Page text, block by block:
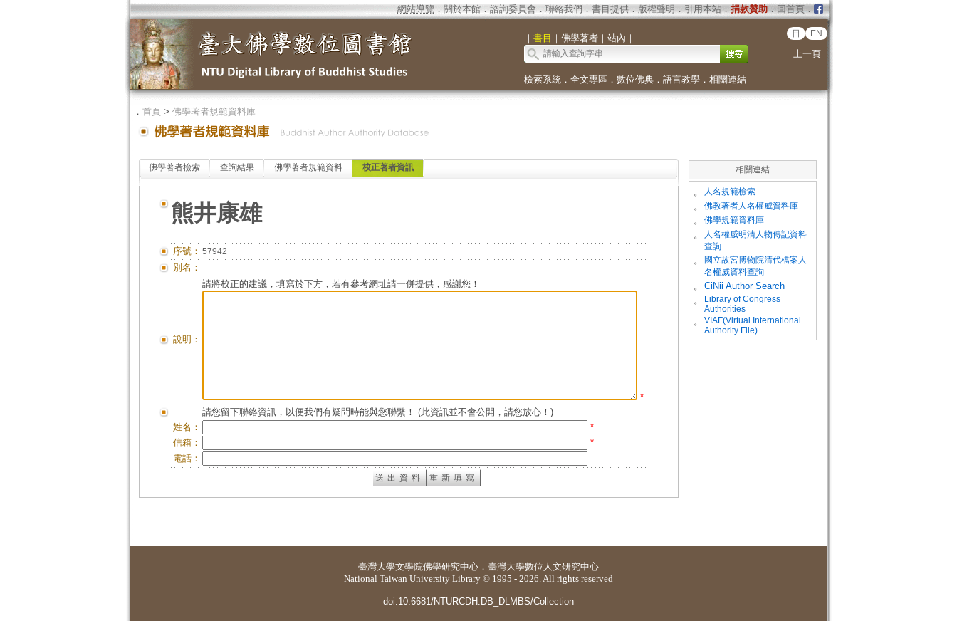
網站導覽 ． 關於本館． 諮詢委員會． 聯絡我們 ． 書目提供． 版權聲明 ． 引用本站． 捐款贊助．回首頁．
｜ 書目 ｜ 佛學著者｜ 站內 ｜ 日 EN
上一頁
檢索系統． 全文專區 ． 數位佛典． 語言教學． 相關連結
． 首頁> 佛學著者規範資料庫
佛學著者檢索 查詢結果 佛學著者規範資料 校正著者資訊
熊井康雄
序號： 57942
別名：
說明：
請將校正的建議，填寫於下方，若有參考網址請一併提供，感謝您！
*
請您留下聯絡資訊，以便我們有疑問時能與您聯繫！ (此資訊並不會公開，請您放心！)
姓名：
*
信箱：
*
電話：
相關連結
。 人名規範檢索
。 佛教著者人名權威資料庫
。 佛學規範資料庫
。
人名權威明清人物傳記資料
查詢
。
國立故宮博物院清代檔案人
名權威資料查詢
。
CiNii Author Search
。
Library of Congress
Authorities
。
VIAF(Virtual International
Authority File)
臺灣大學文學院佛學研究中心 ． 臺灣大學數位人文研究中心
National Taiwan University Library © 1995 - 2026. All rights reserved
doi:10.6681/NTURCDH.DB_DLMBS/Collection